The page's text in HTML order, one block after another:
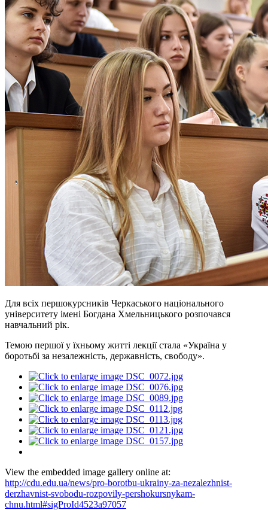
Для всіх першокурсників Черкаського національного
університету імені Богдана Хмельницького розпочався
навчальний рік.
Темою першої у їхньому житті лекції стала «Україна у
боротьбі за незалежність, державність, свободу».
View the embedded image gallery online at:
http://cdu.edu.ua/news/pro-borotbu-ukrainy-za-nezalezhnist-
derzhavnist-svobodu-rozpovily-pershokursnykam-
chnu.html#sigProId4523a97057